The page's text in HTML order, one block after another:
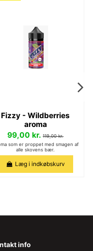
Fizzy - Wildberries
aroma
99,00 kr.119,00 kr.
som er proppet med smagen af
alle skovens bær.
Læg i indkøbskurv
info